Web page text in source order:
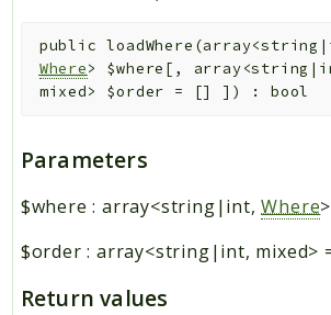
public loadWhere (
Where> $where [ ,
mixed> $order = [] ] ) :bool
Parameters
$where : array<string|int,Where>
$order : array<string|int, mixed>
Return values